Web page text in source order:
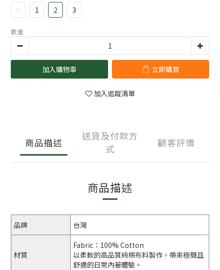
0 1 2 3
數量
加入購物車 立即購買
加入追蹤清單
商品描述
送貨及付款方
式
顧客評價
商品描述
品牌 台灣
材質
Fabric：100% Cotton
以柔軟的高品質純棉布料製作，帶來極簡且
舒適的日常內著體驗。